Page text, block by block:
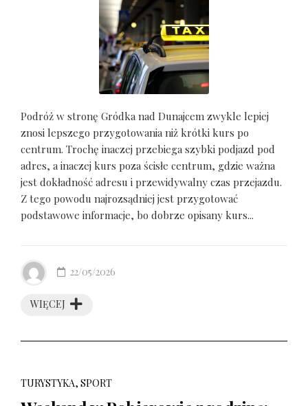
Podróż w stronę Gródka nad Dunajcem zwykle lepiej
znosi lepszego przygotowania niż krótki kurs po
centrum. Trochę inaczej przebiega szybki podjazd pod
adres, a inaczej kurs poza ścisłe centrum, gdzie ważna
jest dokładność adresu i przewidywalny czas przejazdu.
Z tego powodu najrozsądniej jest przygotować
podstawowe informacje, bo dobrze opisany kurs...
WIĘCEJ
22/05/2026
TURYSTYKA, SPORT